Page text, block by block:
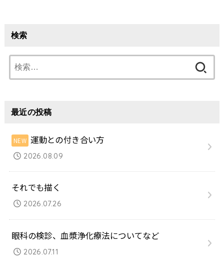
検索
索:
最近の投稿
運動との付き合い方
2026.08.09
それでも描く
2026.07.26
眼科の検診、血漿浄化療法についてなど
2026.07.11